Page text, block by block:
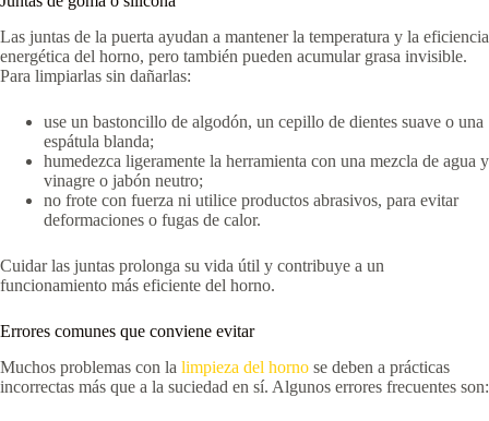
Las juntas de la puerta ayudan a mantener la temperatura y la eficiencia
energética del horno, pero también pueden acumular grasa invisible.
Para limpiarlas sin dañarlas:
use un bastoncillo de algodón, un cepillo de dientes suave o una
espátula blanda;
humedezca ligeramente la herramienta con una mezcla de agua y
vinagre o jabón neutro;
no frote con fuerza ni utilice productos abrasivos, para evitar
deformaciones o fugas de calor.
Cuidar las juntas prolonga su vida útil y contribuye a un
funcionamiento más eficiente del horno.
Errores comunes que conviene evitar
Muchos problemas con la limpieza del horno se deben a prácticas
incorrectas más que a la suciedad en sí. Algunos errores frecuentes son: